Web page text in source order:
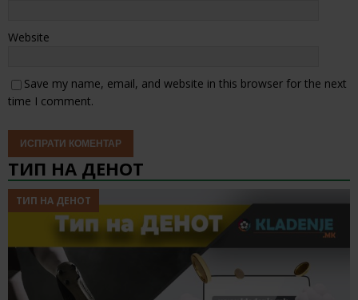
Website
Save my name, email, and website in this browser for the next
time I comment.
ТИП НА ДЕНОТ
ТИП НА ДЕНОТ